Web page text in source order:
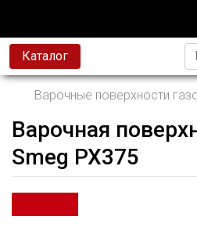
Каталог
Варочные поверхности
Варочная
Smeg PX375